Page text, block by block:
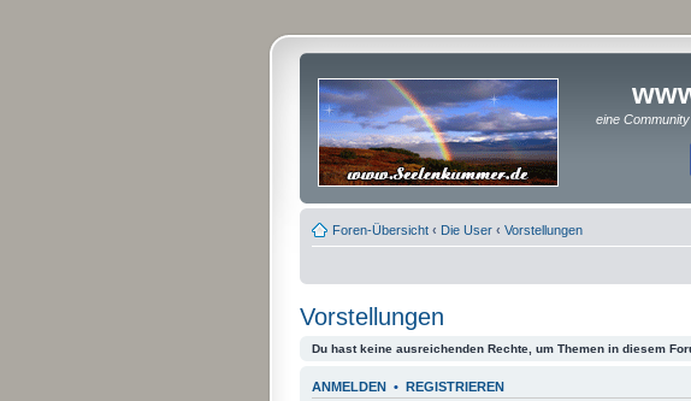
eine
Foren-Übersicht ‹ Die User ‹ Vorstellungen
Vorstellungen
Du hast keine ausreichenden Rechte, um Themen in diesem
ANMELDEN • REGISTRIEREN